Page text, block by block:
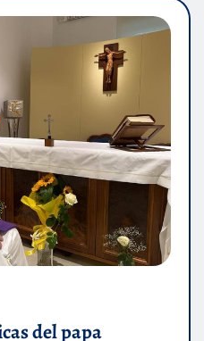
del papa